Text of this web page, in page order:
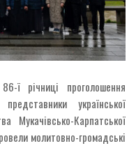
ї річниці проголошення
української
Мукачівсько-Карпатської
молитовно-громадські